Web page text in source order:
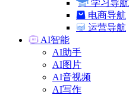
学习导航
电商导航
运营导航
AI智能
AI助手
AI图片
AI音视频
AI写作